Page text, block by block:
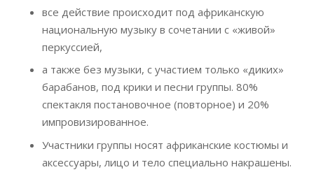
все действие происходит под африканскую
национальную музыку в сочетании с «живой»
перкуссией,
а также без музыки, с участием только «диких»
барабанов, под крики и песни группы. 80%
спектакля постановочное (повторное) и 20%
импровизированное.
Участники группы носят африканские костюмы и
аксессуары, лицо и тело специально накрашены.